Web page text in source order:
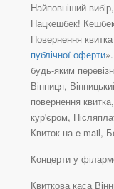
Найповніший
Нацкешбек!
Повернення
публічної оферти
будь-яким
Вінниця,
повернення
кур'єром,
Квиток на e-mail,
Концерти у
Квиткова каса